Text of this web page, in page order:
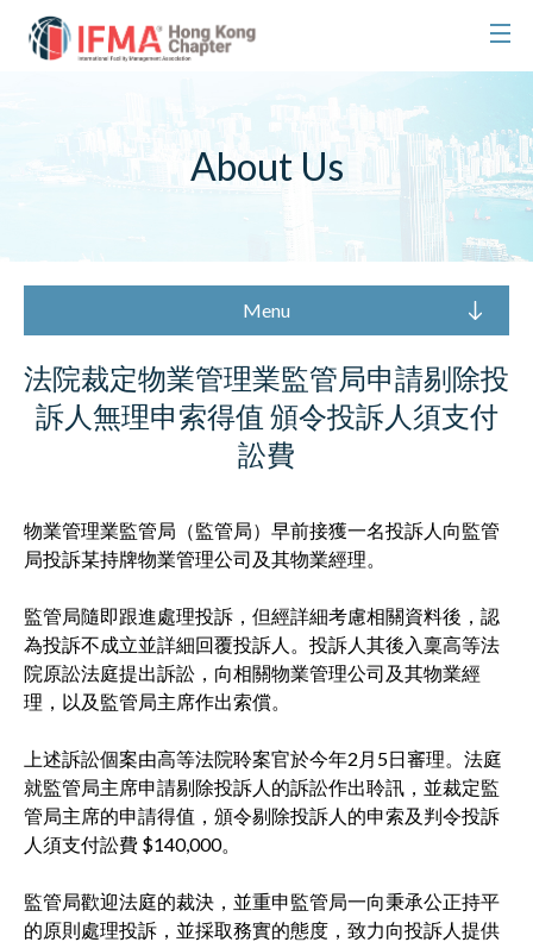
About Us
Menu
法院裁定物業管理業監管局申請剔除投
訴人無理申索得值 ​​​​​​​頒令投訴人須支付
訟費
物業管理業監管局（監管局）早前接獲一名投訴人向監管
局投訴某持牌物業管理公司及其物業經理。
監管局隨即跟進處理投訴，但經詳細考慮相關資料後，認
為投訴不成立並詳細回覆投訴人。投訴人其後入稟高等法
院原訟法庭提出訴訟，向相關物業管理公司及其物業經
理，以及監管局主席作出索償。
上述訴訟個案由高等法院聆案官於今年2月5日審理。法庭
就監管局主席申請剔除投訴人的訴訟作出聆訊，並裁定監
管局主席的申請得值，頒令剔除投訴人的申索及判令投訴
人須支付訟費 $140,000。
監管局歡迎法庭的裁決，並重申監管局一向秉承公正持平
的原則處理投訴，並採取務實的態度，致力向投訴人提供